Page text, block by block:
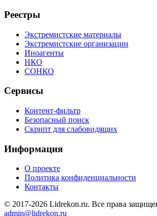
Реестры
Экстремистские материалы
Экстремистские организации
Иноагенты
НКО
СОНКО
Сервисы
Контент-фильтр
Безопасный поиск
Скрипт для слабовидящих
Информация
О проекте
Политика конфиденциальности
Контакты
© 2017-2026 Lidrekon.ru. Все права
admin@lidrekon.ru